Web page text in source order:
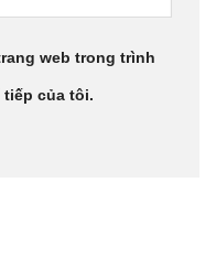
web trong trình
của tôi.